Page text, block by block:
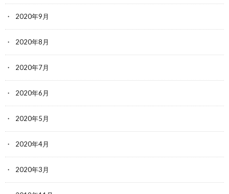
2020年9月
2020年8月
2020年7月
2020年6月
2020年5月
2020年4月
2020年3月